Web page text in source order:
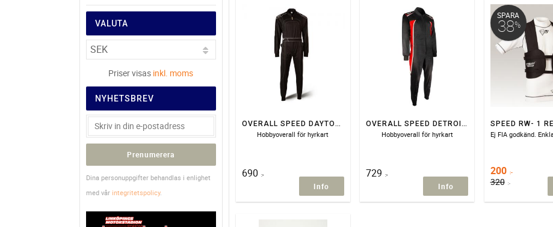
OVERALL SPEED DAYTONA HS-1
Hobbyoverall för hyrkart
690 :-
Info
OVERALL SPEED DETROIT 2.0
Hobbyoverall för hyrkart
729 :-
Info
200 :-
320 :-
SPARA
38%
VALUTA
Priser visas inkl. moms
NYHETSBREV
Prenumerera
Dina personuppgifter behandlas i enlighet
med vår integritetspolicy.